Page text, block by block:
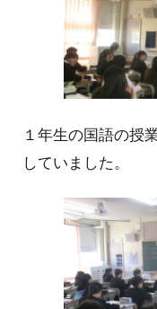
１年生の国語の授
していました。